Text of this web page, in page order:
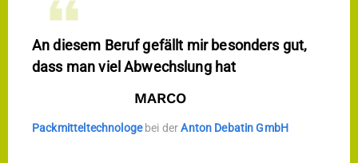
An diesem Beruf gefällt mir besonders gut,
dass man viel Abwechslung hat
MARCO
Packmitteltechnologe bei derAnton Debatin GmbH